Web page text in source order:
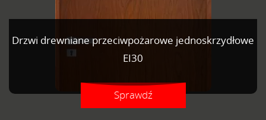
Drzwi drewniane przeciwpożarowe jednoskrzydłowe
EI30
Sprawdź